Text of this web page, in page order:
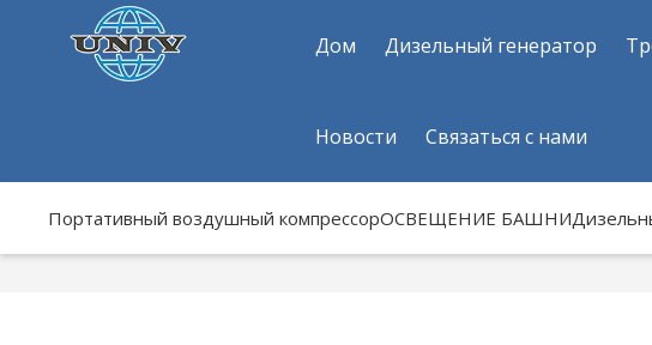
Дом Дизельный генератор
Новости Связаться с нами
Портативный воздушный компрессорОСВЕЩЕНИЕ БАШНИ